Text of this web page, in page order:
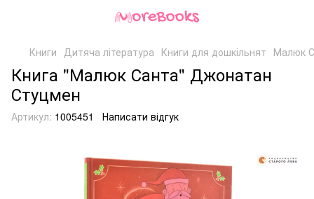
Книги Дитяча література Книги для дошкільнят Малюк
Книга "Малюк Санта" Джонатан
Стуцмен
Артикул: 1005451 Написати відгук